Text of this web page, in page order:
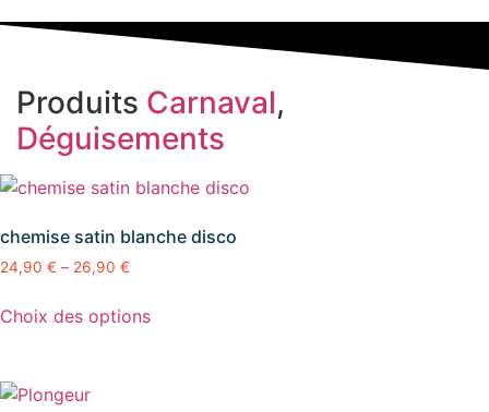
Produits Carnaval,
Déguisements
chemise satin blanche disco
24,90 € – 26,90 €
Choix des optionsproduit